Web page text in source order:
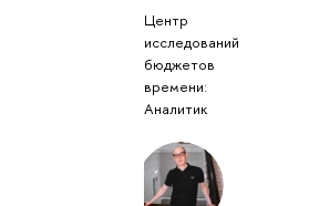
Центр
исследований
бюджетов
времени:
Аналитик